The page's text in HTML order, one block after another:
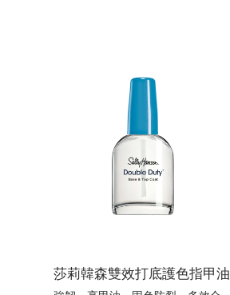
莎莉韓森雙效打底護色指甲油